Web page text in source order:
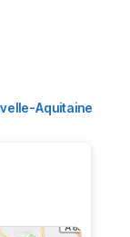
Aquitaine